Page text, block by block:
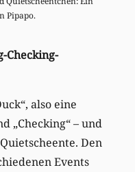
Pipapo.
Checking-
also eine
„Checking“ – und
Den
Events